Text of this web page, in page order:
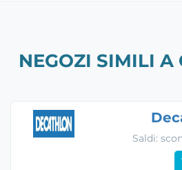
NEGOZI SIMILI A
Saldi: